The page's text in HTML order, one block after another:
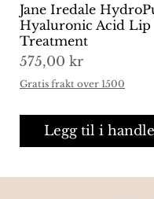
Hurtigvisning
Jane Iredale
Hyaluronic Acid Lip
Treatment
Pris
575,00 kr
Gratis frakt over 1500
Legg til i